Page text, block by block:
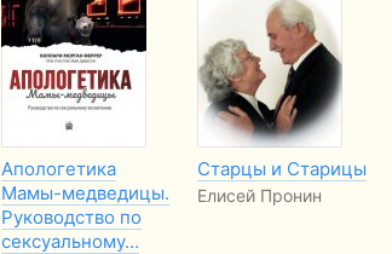
Апологетика
Мамы-медведицы.
Руководство по
сексуальному…
Старцы и Старицы
Елисей Пронин